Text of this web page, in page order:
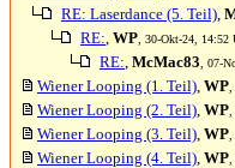
RE: Laserdance (5. Teil),
RE:, WP , 30-Okt-24, 14:52
RE:, McMac83 , 07-
Wiener Looping (1. Teil), WP
Wiener Looping (2. Teil), WP
Wiener Looping (3. Teil), WP
Wiener Looping (4. Teil), WP